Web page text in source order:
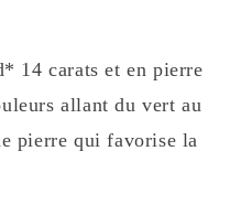
14 carats et en pierre
allant du vert au
pierre qui favorise la